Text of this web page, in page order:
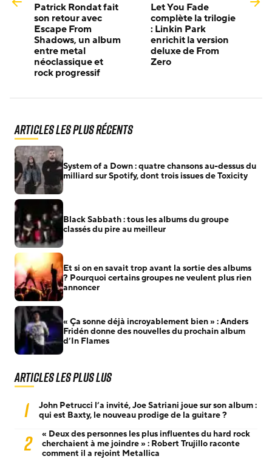
Patrick Rondat fait
son retour avec
Escape From
Shadows, un album
entre metal
néoclassique et
rock progressif
Let You Fade
complète la trilogie
: Linkin Park
enrichit la version
deluxe de From
Zero
Articles les plus récents
System of a Down : quatre chansons au-dessus du
milliard sur Spotify, dont trois issues de Toxicity
Black Sabbath : tous les albums du groupe
classés du pire au meilleur
Et si on en savait trop avant la sortie des albums
? Pourquoi certains groupes ne veulent plus rien
annoncer
« Ça sonne déjà incroyablement bien » : Anders
Fridén donne des nouvelles du prochain album
d’In Flames
Articles les plus lus
1
John Petrucci l’a invité, Joe Satriani joue sur son album :
qui est Baxty, le nouveau prodige de la guitare ?
2
« Deux des personnes les plus influentes du hard rock
cherchaient à me joindre » : Robert Trujillo raconte
comment il a rejoint Metallica